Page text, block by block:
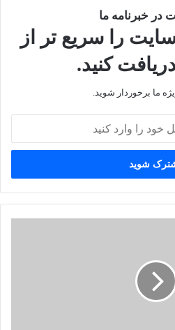
در خبرنامه ما
را سریع تر از
کنید.
ما برخوردار شوید.